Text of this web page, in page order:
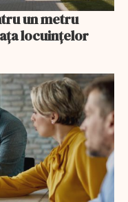
un metru
locuințelor